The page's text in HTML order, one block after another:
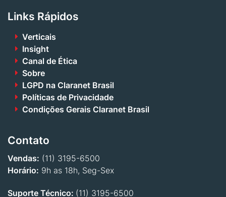
Links Rápidos
Verticais
Insight
Canal de Ética
Sobre
LGPD na Claranet Brasil
Políticas de Privacidade
Condições Gerais Claranet Brasil
Contato
Vendas: (11) 3195-6500
Horário: 9h as 18h, Seg-Sex
Suporte Técnico: (11) 3195-6500